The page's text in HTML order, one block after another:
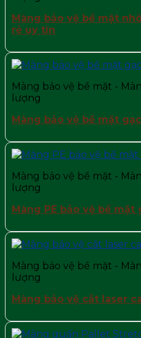
Màng bảo vệ bề mặt
rẻ uy tín
Màng bảo vệ bề mặt -
lượng
Màng bảo vệ bề mặt
Màng bảo vệ bề mặt -
lượng
Màng PE bảo vệ bề mặt
Màng bảo vệ bề mặt -
lượng
Màng bảo vệ cắt laser